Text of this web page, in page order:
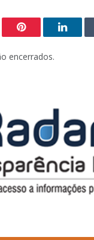
Pinterest
encerrados.